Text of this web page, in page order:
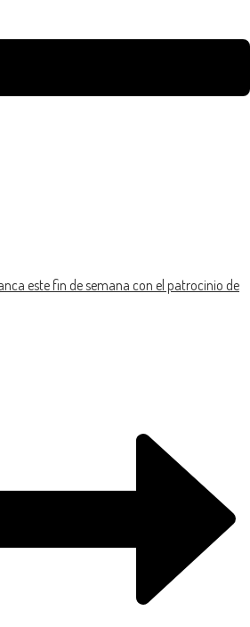
este fin de semana con el patrocinio de